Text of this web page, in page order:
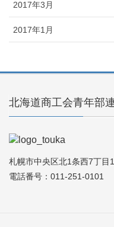
2017年3月
2017年1月
北海道商工会青年部
札幌市中央区北1条西7丁目
電話番号：011-251-0101